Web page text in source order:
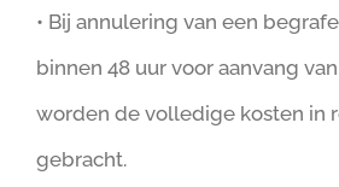
• Bij annulering van een
binnen 48 uur voor aanvang
worden de volledige kosten in
gebracht.